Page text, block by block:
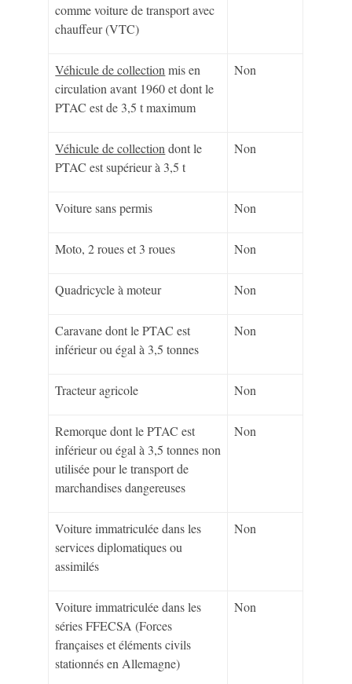
comme voiture de transport avec
chauffeur (VTC)
Véhicule de collectionmis en
circulation avant 1960 et dont le
PTAC est de 3,5 t maximum
Non
Véhicule de collectiondont le
PTAC est supérieur à 3,5 t
Non
Voiture sans permis Non
Moto, 2 roues et 3 roues Non
Quadricycle à moteur Non
Caravane dont le PTAC est
inférieur ou égal à 3,5 tonnes
Non
Tracteur agricole Non
Remorque dont le PTAC est
inférieur ou égal à 3,5 tonnes non
utilisée pour le transport de
marchandises dangereuses
Non
Voiture immatriculée dans les
services diplomatiques ou
assimilés
Non
Voiture immatriculée dans les
séries FFECSA (Forces
françaises et éléments civils
stationnés en Allemagne)
Non